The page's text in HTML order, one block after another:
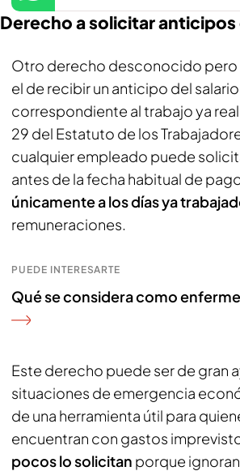
Derecho a solicitar anticipos
Otro derecho desconocido pero
el de recibir un anticipo del salario
correspondiente al trabajo ya
29 del Estatuto de los
cualquier empleado puede
antes de la fecha habitual de
únicamente a los días ya
remuneraciones.
PUEDE INTERESARTE
Qué se considera como
Este derecho puede ser de gran
situaciones de emergencia
de una herramienta útil para
encuentran con gastos
pocos lo solicitan porque